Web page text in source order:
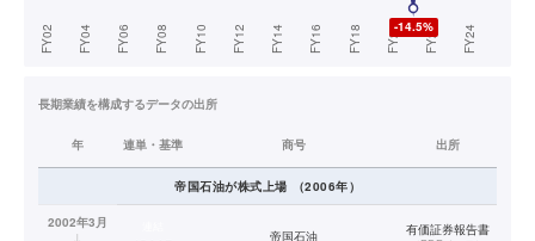
長期業績を構成するデータの出所
年 連単・基準 商号 出所
帝国石油が株式上場 （2006年）
2002年3月
↓
帝国石油 有価証券報告書